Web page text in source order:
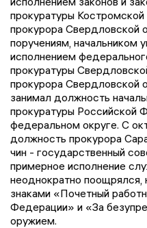
прокуратуры
прокурора Свердловской
поручениям, начальником
исполнением
прокуратуры
прокурора Свердловской
занимал должность
прокуратуры Российской
федеральном округе. С
должность прокурора
чин - государственный
примерное исполнение
неоднократно
знаками «Почетный
Федерации» и «За
оружием.